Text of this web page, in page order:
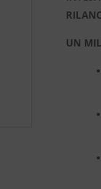
UN